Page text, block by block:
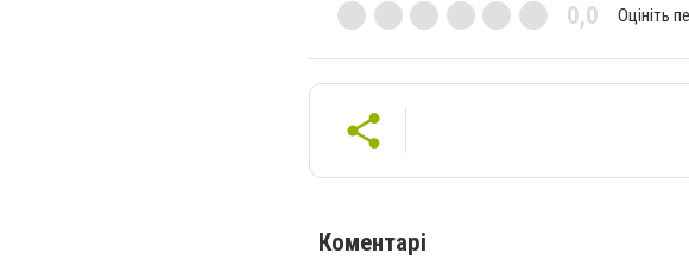
0,0 Оцініть
Коментарі